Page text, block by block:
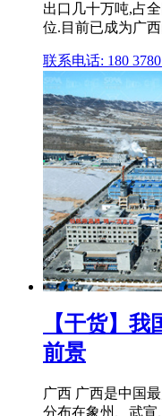
出口几十万吨,占
位.目前已成为广
联系电话: 180 3780
【干货】
前景
广西 广西是中国
分布在象州、武宣